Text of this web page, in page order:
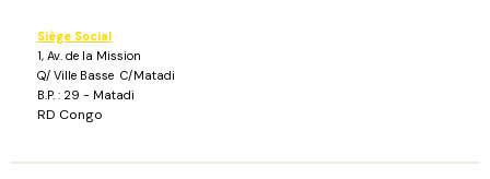
Siège Social
1, Av. de la Mission
Q/ Ville Basse C/Matadi
B.P. : 29 - Matadi
RD Congo